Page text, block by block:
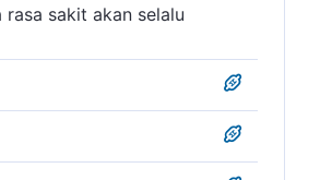
rasa sakit akan selalu
diderita umat yang zalim
yang kotor seperti nanah,